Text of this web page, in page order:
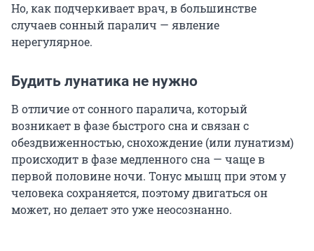
Но, как подчеркивает врач, в большинстве
случаев сонный паралич — явление
нерегулярное.
Будить лунатика не нужно
В отличие от сонного паралича, который
возникает в фазе быстрого сна и связан с
обездвиженностью, снохождение (или лунатизм)
происходит в фазе медленного сна — чаще в
первой половине ночи. Тонус мышц при этом у
человека сохраняется, поэтому двигаться он
может, но делает это уже неосознанно.